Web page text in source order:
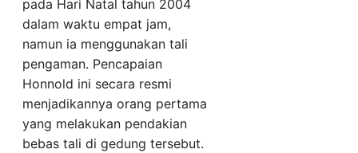
pada Hari Natal tahun 2004
dalam waktu empat jam,
namun ia menggunakan tali
pengaman. Pencapaian
Honnold ini secara resmi
menjadikannya orang pertama
yang melakukan pendakian
bebas tali di gedung tersebut.